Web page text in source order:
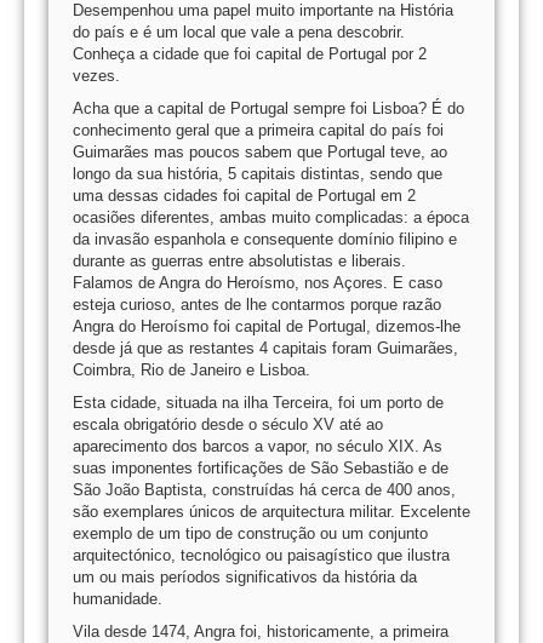
Desempenhou uma papel muito importante na História
do país e é um local que vale a pena descobrir.
Conheça a cidade que foi capital de Portugal por 2
vezes.
Acha que a capital de Portugal sempre foi Lisboa? É do
conhecimento geral que a primeira capital do país foi
Guimarães mas poucos sabem que Portugal teve, ao
longo da sua história, 5 capitais distintas, sendo que
uma dessas cidades foi capital de Portugal em 2
ocasiões diferentes, ambas muito complicadas: a época
da invasão espanhola e consequente domínio filipino e
durante as guerras entre absolutistas e liberais.
Falamos de Angra do Heroísmo, nos Açores. E caso
esteja curioso, antes de lhe contarmos porque razão
Angra do Heroísmo foi capital de Portugal, dizemos-lhe
desde já que as restantes 4 capitais foram Guimarães,
Coimbra, Rio de Janeiro e Lisboa.
Esta cidade, situada na ilha Terceira, foi um porto de
escala obrigatório desde o século XV até ao
aparecimento dos barcos a vapor, no século XIX. As
suas imponentes fortificações de São Sebastião e de
São João Baptista, construídas há cerca de 400 anos,
são exemplares únicos de arquitectura militar. Excelente
exemplo de um tipo de construção ou um conjunto
arquitectónico, tecnológico ou paisagístico que ilustra
um ou mais períodos significativos da história da
humanidade.
Vila desde 1474, Angra foi, historicamente, a primeira